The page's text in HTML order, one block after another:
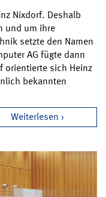
Nixdorf. Deshalb
und um ihre
setzte den Namen
AG fügte dann
orientierte sich Heinz
bekannten
Weiterlesen